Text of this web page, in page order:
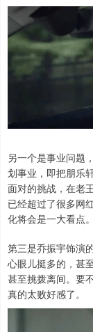
另一个是事业问题
划事业，即把朋乐
面对的挑战，在老
已经超过了很多网
化将会是一大看点。
第三是乔振宇饰演
心眼儿挺多的，甚
甚至挑拨离间。要
真的太败好感了。